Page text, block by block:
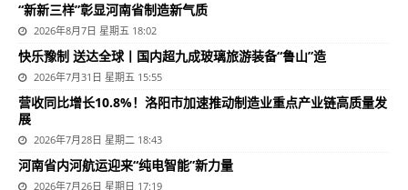
“新新三样”彰显河南省制造新气质
2026年8月7日 星期五 18:02
快乐豫制 送达全球丨国内超九成玻璃旅游装备“鲁山”造
2026年7月31日 星期五 15:55
营收同比增长10.8%！洛阳市加速推动制造业重点产业链高质量发
展
2026年7月28日 星期二 18:43
河南省内河航运迎来“纯电智能”新力量
2026年7月26日 星期日 17:19